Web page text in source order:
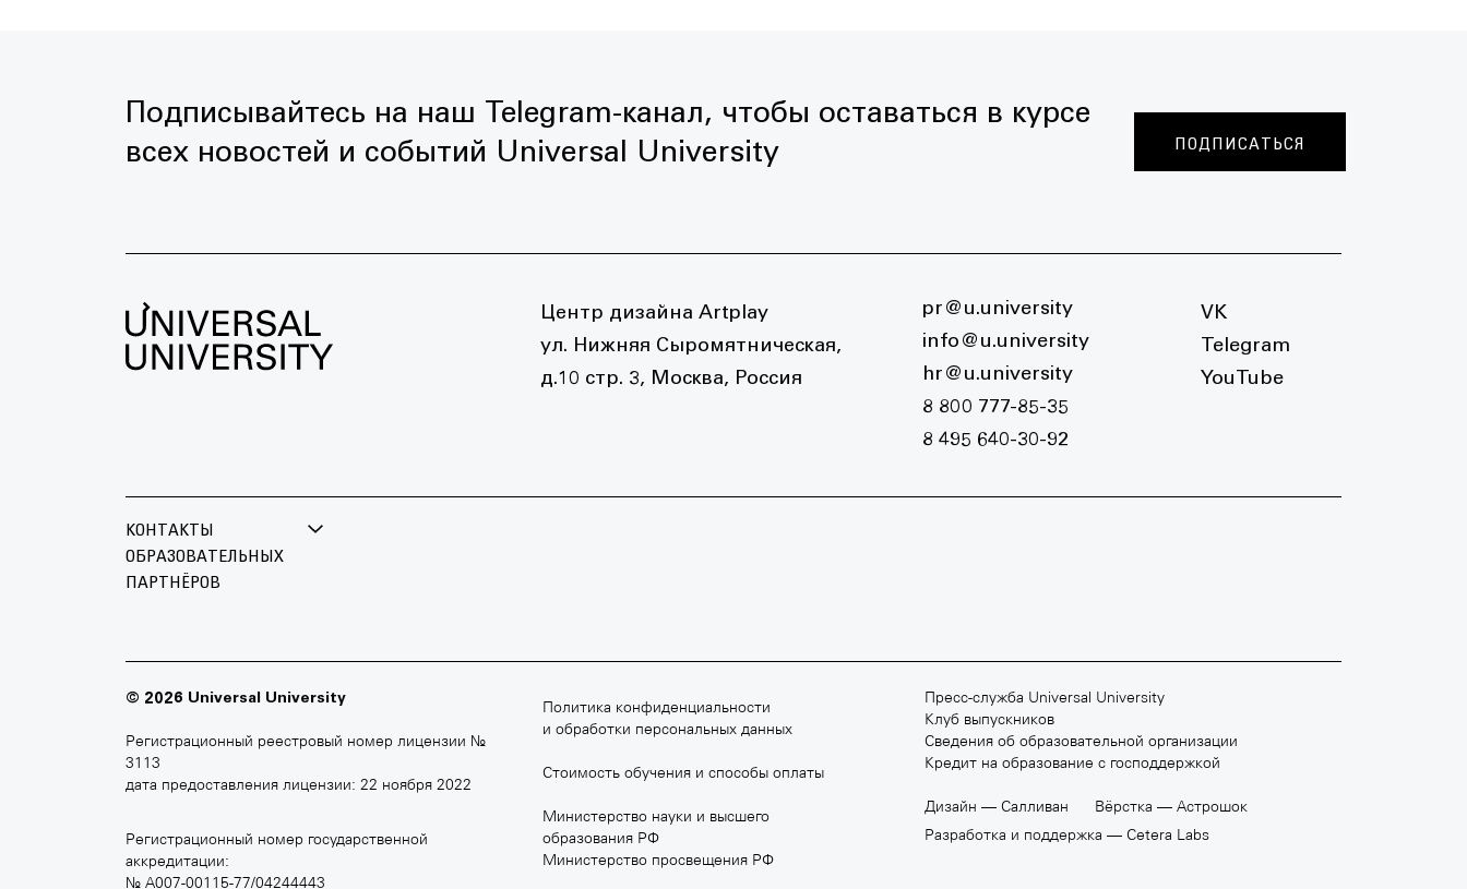
Подписывайтесь на наш Telegram-канал, чтобы оставаться в курсе
всех новостей и событий Universal University
ПОДПИСАТЬСЯ
Центр дизайна Artplay
ул. Нижняя Сыромятническая,
д.10 стр. 3, Москва, Россия
pr@u.university
info@u.university
hr@u.university
8 800 777-85-35
8 495 640-30-92
VK
Telegram
YouTube
КОНТАКТЫ
ОБРАЗОВАТЕЛЬНЫХ
ПАРТНЁРОВ
ДИЗАЙНА
+7 495 640 30 15
moscowfilmschool.ru march.ru
MOSCOW SCHOOL OF
CONTEMPORARY ART
ШКОЛА РАЗРАБОТКИ ВИДЕОИГР
SCREAM SCHOOL
© 2026 Universal University
Регистрационный реестровый номер лицензии №
3113
дата предоставления лицензии: 22 ноября 2022
Регистрационный номер государственной
аккредитации:
№ А007-00115-77/04244443
Политика конфиденциальности
и обработки персональных данных
Стоимость обучения и способы оплаты
Министерство науки и высшего
образования РФ
Министерство просвещения РФ
Пресс-служба Universal University
Клуб выпускников
Сведения об образовательной организации
Кредит на образование с господдержкой
Дизайн —Салливан Вёрстка —Астрошок
Разработка и поддержка —Cetera Labs